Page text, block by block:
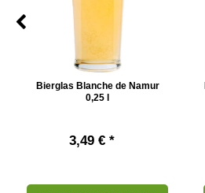
Bierglas Blanche de Namur
0,25 l
3,49 € *